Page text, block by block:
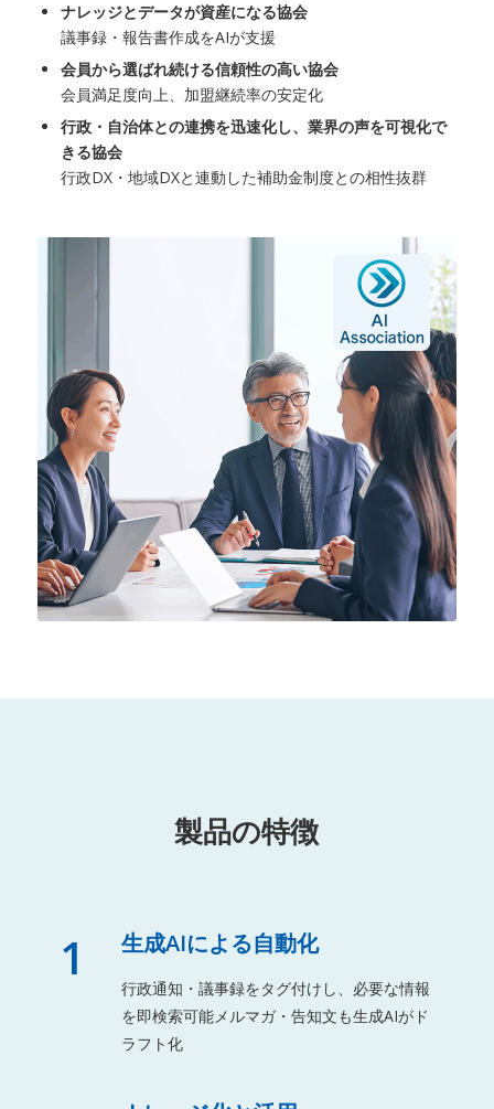
ナレッジとデータが資産になる協会
議事録・報告書作成をAIが支援
会員から選ばれ続ける信頼性の高い協会
会員満足度向上、加盟継続率の安定化
行政・自治体との連携を迅速化し、業界の声を可視化で
きる協会
行政DX・地域DXと連動した補助金制度との相性抜群
製品の特徴
1 生成AIによる自動化
行政通知・議事録をタグ付けし、必要な情報
を即検索可能メルマガ・告知文も生成AIがド
ラフト化